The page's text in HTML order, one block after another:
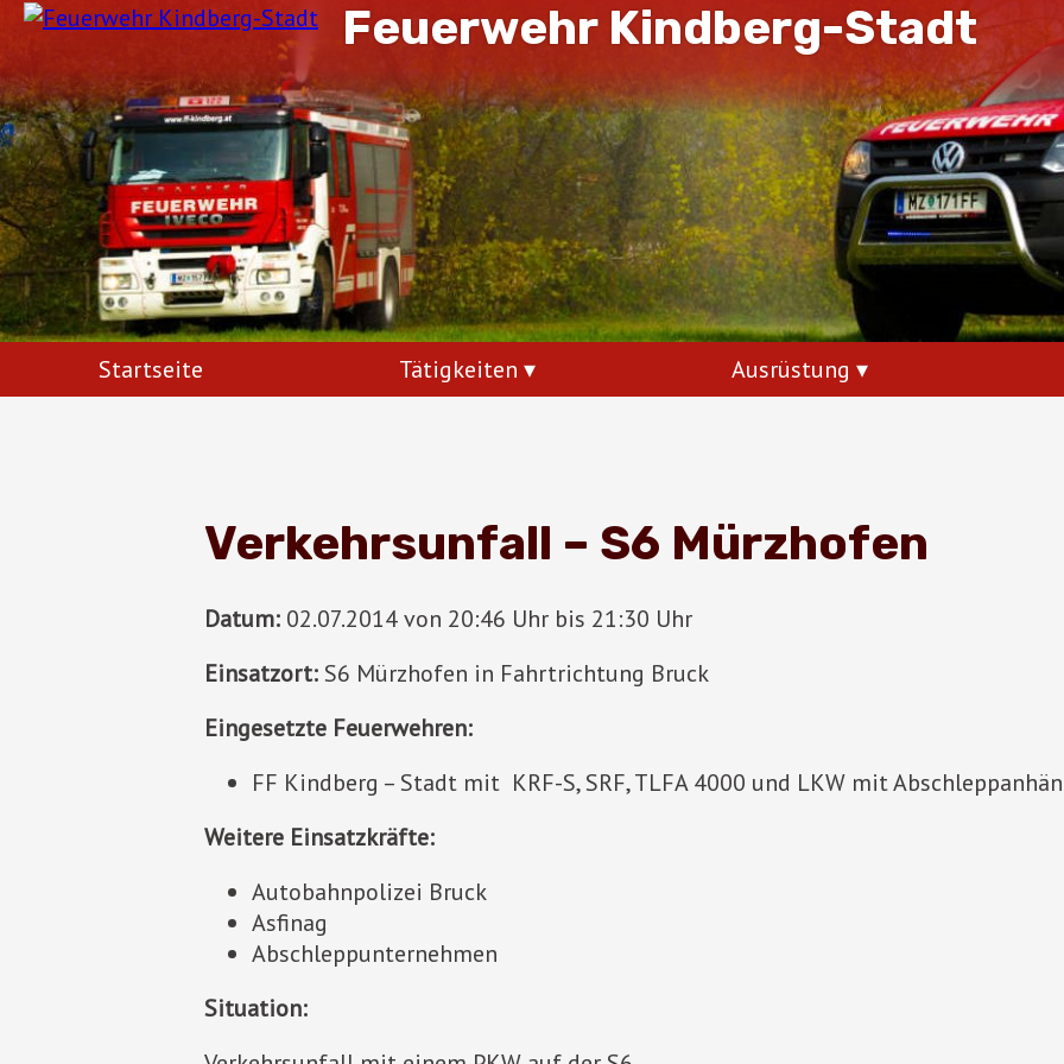
Feuerwehr Kindberg-Stadt
Startseite Tätigkeiten Ausrüstung
Verkehrsunfall – S6 Mürzhofen
Datum: 02.07.2014 von 20:46 Uhr bis 21:30 Uhr
Einsatzort: S6 Mürzhofen in Fahrtrichtung Bruck
Eingesetzte Feuerwehren:
FF Kindberg – Stadt mit KRF-S, SRF, TLFA 4000 und LKW mit
Weitere Einsatzkräfte:
Autobahnpolizei Bruck
Asfinag
Abschleppunternehmen
Situation: